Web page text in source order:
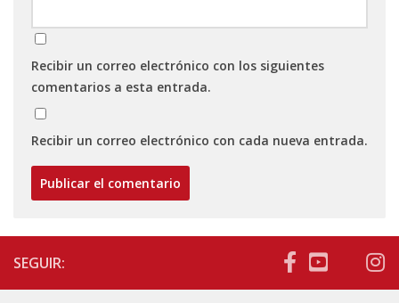
Recibir un correo electrónico con los siguientes
comentarios a esta entrada.
Recibir un correo electrónico con cada nueva entrada.
SEGUIR: